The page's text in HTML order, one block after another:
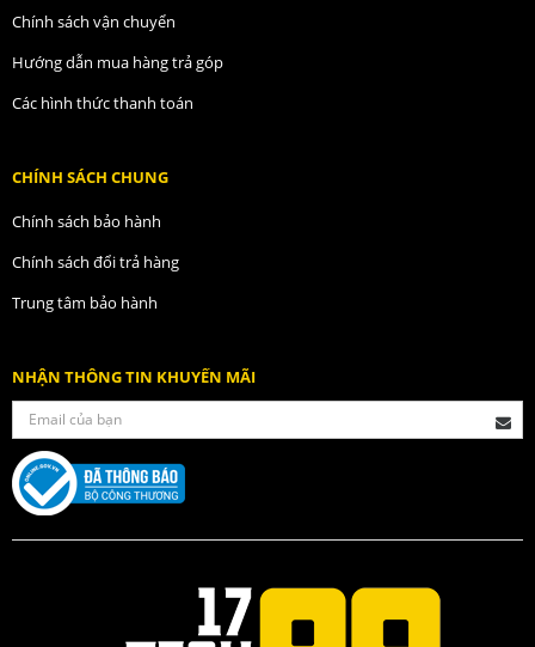
Chính sách vận chuyển
Hướng dẫn mua hàng trả góp
Các hình thức thanh toán
CHÍNH SÁCH CHUNG
Chính sách bảo hành
Chính sách đổi trả hàng
Trung tâm bảo hành
NHẬN THÔNG TIN KHUYẾN MÃI